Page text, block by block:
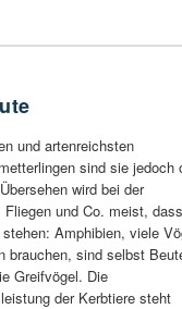
und artenreichsten
sind sie jedoch
wird bei der
und Co. meist,
Amphibien, viele
brauchen, sind selbst
Greifvögel. Die
der Kerbtiere steht